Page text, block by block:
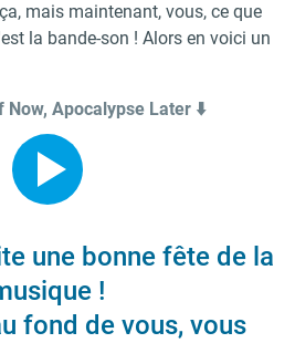
mais maintenant, vous, ce que
la bande-son ! Alors en voici un
Now, Apocalypse Later ⬇️
une bonne fête de la
!
fond de vous, vous